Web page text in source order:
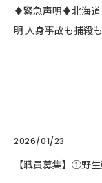
♦️緊急声明♦️北海道
明 人身事故も捕殺
2026/01/23
【職員募集】①野